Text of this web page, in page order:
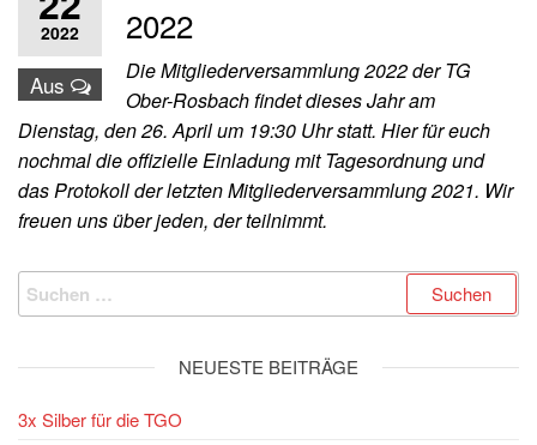
2022
Aus
2022
Die Mitgliederversammlung 2022 der TG
Ober-Rosbach findet dieses Jahr am
Dienstag, den 26. April um 19:30 Uhr statt. Hier für euch
nochmal die offizielle Einladung mit Tagesordnung und
das Protokoll der letzten Mitgliederversammlung 2021. Wir
freuen uns über jeden, der teilnimmt.
Suchen
nach:
NEUESTE BEITRÄGE
3x Silber für die TGO